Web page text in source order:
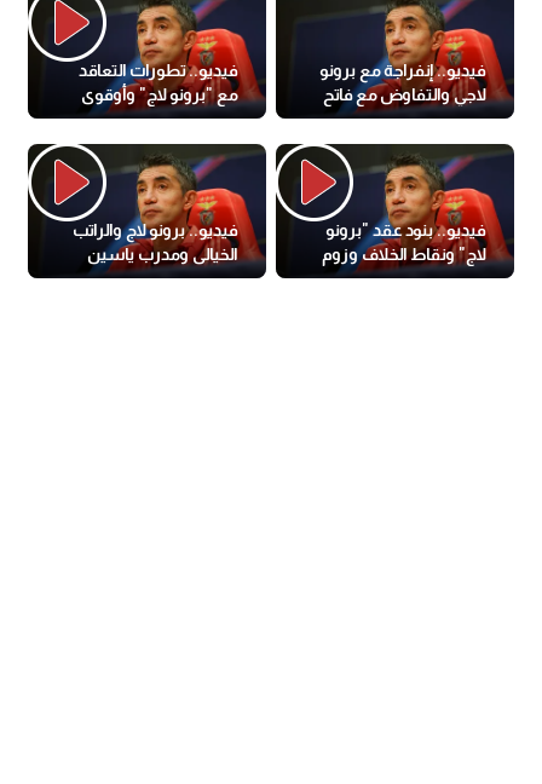
فيديو.. إنفراجة مع برونو
لاجي والتفاوض مع فاتح
تريم
فيديو.. تطورات التعاقد
مع "برونو لاج" وأوقوى
المرشحين
فيديو.. بنود عقد "برونو
لاج" ونقاط الخلاف وزوم
الخطيب
فيديو.. برونو لاج والراتب
الخيالى ومدرب ياسين
منصور